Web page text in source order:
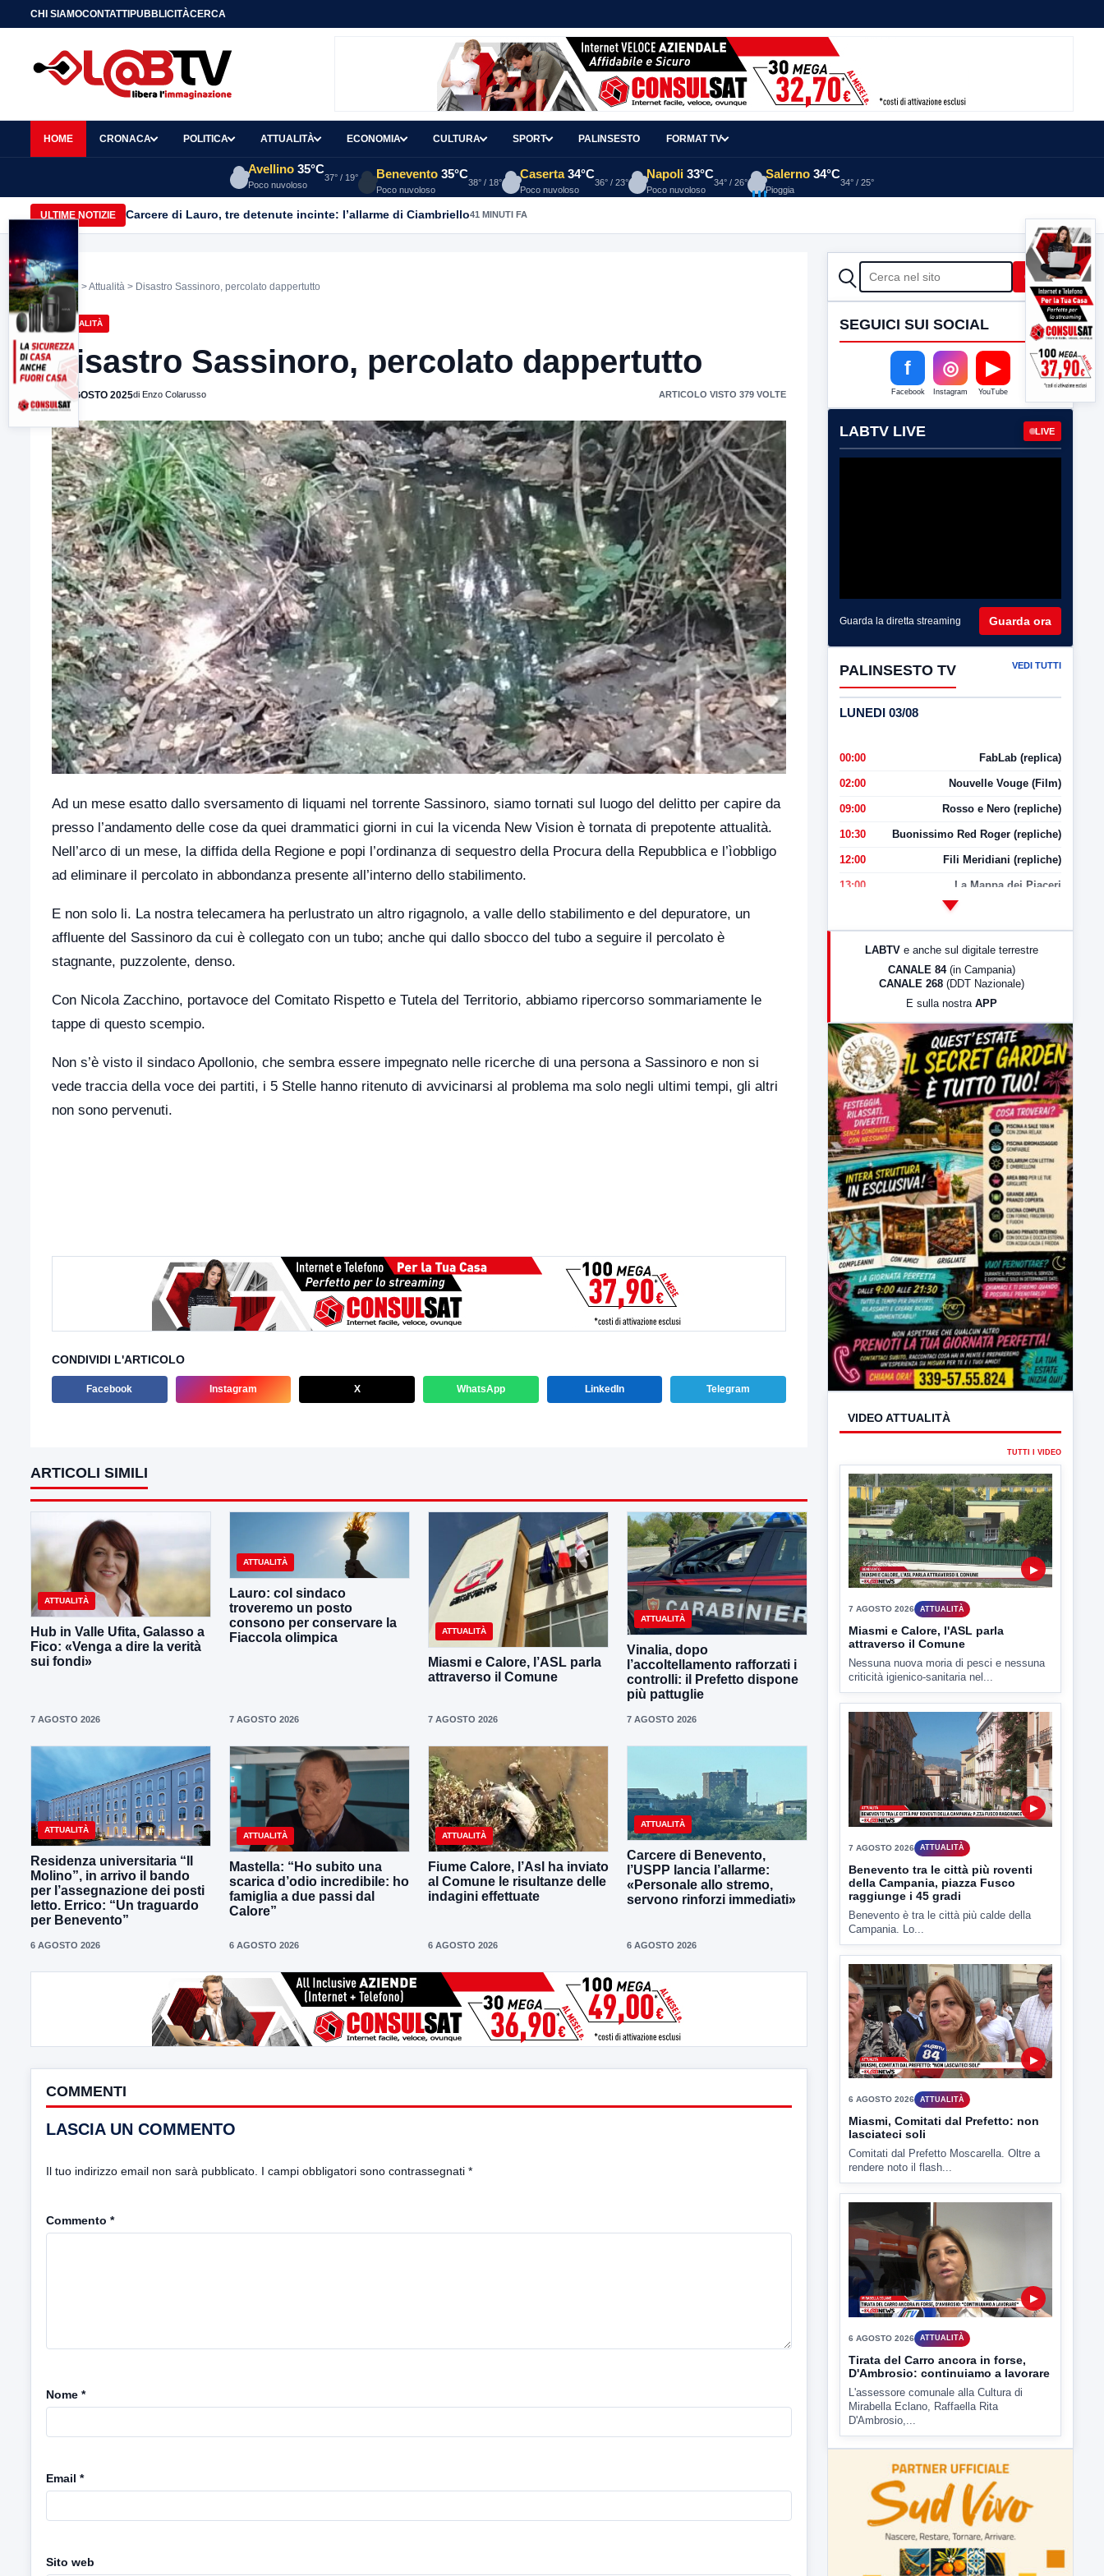
CHI SIAMOCONTATTIPUBBLICITÀCERCA
HOME CRONACA POLITICA ATTUALITÀ ECONOMIA CULTURA SPORT PALINSESTO FORMAT TV
Avellino 35°C
Poco nuvoloso
37° / 19° Benevento 35°C
Poco nuvoloso
38° / 18°
Caserta 34°C
Poco nuvoloso
36° / 23°
Napoli 33°C
Poco nuvoloso
34° / 26°
Salerno 34°C
Pioggia
34° / 25°
ULTIME NOTIZIE Carcere di Lauro, tre detenute incinte: l’allarme di Ciambriello41 MINUTI FA
Home >Attualità > Disastro Sassinoro, percolato dappertutto
ATTUALITÀ
Disastro Sassinoro, percolato dappertutto
12 AGOSTO 2025di Enzo Colarusso ARTICOLO VISTO 379 VOLTE
Ad un mese esatto dallo sversamento di liquami nel torrente Sassinoro, siamo tornati sul luogo del delitto per capire da
presso l’andamento delle cose da quei drammatici giorni in cui la vicenda New Vision è tornata di prepotente attualità.
Nell’arco di un mese, la diffida della Regione e popi l’ordinanza di sequestro della Procura della Repubblica e l’ìobbligo
ad eliminare il percolato in abbondanza presente all’interno dello stabilimento.
E non solo li. La nostra telecamera ha perlustrato un altro rigagnolo, a valle dello stabilimento e del depuratore, un
affluente del Sassinoro da cui è collegato con un tubo; anche qui dallo sbocco del tubo a seguire il percolato è
stagnante, puzzolente, denso.
Con Nicola Zacchino, portavoce del Comitato Rispetto e Tutela del Territorio, abbiamo ripercorso sommariamente le
tappe di questo scempio.
Non s’è visto il sindaco Apollonio, che sembra essere impegnato nelle ricerche di una persona a Sassinoro e non si
vede traccia della voce dei partiti, i 5 Stelle hanno ritenuto di avvicinarsi al problema ma solo negli ultimi tempi, gli altri
non sono pervenuti.
CONDIVIDI L'ARTICOLO
Facebook Instagram X WhatsApp LinkedIn Telegram
ARTICOLI SIMILI
ATTUALITÀ
Hub in Valle Ufita, Galasso a
Fico: «Venga a dire la verità
sui fondi»
7 AGOSTO 2026
ATTUALITÀ
Lauro: col sindaco
troveremo un posto
consono per conservare la
Fiaccola olimpica
7 AGOSTO 2026
ATTUALITÀ
Miasmi e Calore, l’ASL parla
attraverso il Comune
7 AGOSTO 2026
ATTUALITÀ
Vinalia, dopo
l’accoltellamento rafforzati i
controlli: il Prefetto dispone
più pattuglie
7 AGOSTO 2026
ATTUALITÀ
Residenza universitaria “Il
Molino”, in arrivo il bando
per l’assegnazione dei posti
letto. Errico: “Un traguardo
per Benevento”
6 AGOSTO 2026
ATTUALITÀ
Mastella: “Ho subito una
scarica d’odio incredibile: ho
famiglia a due passi dal
Calore”
6 AGOSTO 2026
ATTUALITÀ
Fiume Calore, l’Asl ha inviato
al Comune le risultanze delle
indagini effettuate
6 AGOSTO 2026
ATTUALITÀ
Carcere di Benevento,
l’USPP lancia l’allarme:
«Personale allo stremo,
servono rinforzi immediati»
6 AGOSTO 2026
COMMENTI
LASCIA UN COMMENTO
Il tuo indirizzo email non sarà pubblicato. I campi obbligatori sono contrassegnati *
Commento *
Nome *
Email *
Sito web
CERCA Cerca
SEGUICI SUI SOCIAL
f
Facebook
◎
Instagram
▶
YouTube
LABTV LIVE LIVE
Guarda la diretta streaming Guarda ora
PALINSESTO TV VEDI TUTTI
LUNEDI 03/08
00:00 FabLab (replica)
02:00 Nouvelle Vouge (Film)
09:00 Rosso e Nero (repliche)
10:30 Buonissimo Red Roger (repliche)
12:00 Fili Meridiani (repliche)
13:00 La Mappa dei Piaceri
LabNews (Diretta)
23:00 LabNews (replica)
LABTV e anche sul digitale terrestre
CANALE 84 (in Campania)
CANALE 268 (DDT Nazionale)
E sulla nostra APP
VIDEO ATTUALITÀ
TUTTI I VIDEO
▶
7 AGOSTO 2026 ATTUALITÀ
Miasmi e Calore, l'ASL parla
attraverso il Comune
Nessuna nuova moria di pesci e nessuna
criticità igienico-sanitaria nel...
7 AGOSTO 2026
Benevento tra le città più roventi
della Campania, piazza Fusco
raggiunge i 45 gradi
Benevento è tra le città più calde della
Campania. Lo...
6 AGOSTO 2026 ATTUALITÀ
Miasmi, Comitati dal Prefetto: non
lasciateci soli
Comitati dal Prefetto Moscarella. Oltre a
rendere noto il flash...
Tirata del Carro ancora in forse,
D'Ambrosio: continuiamo a lavorare
L'assessore comunale alla Cultura di
Mirabella Eclano, Raffaella Rita
D'Ambrosio,...